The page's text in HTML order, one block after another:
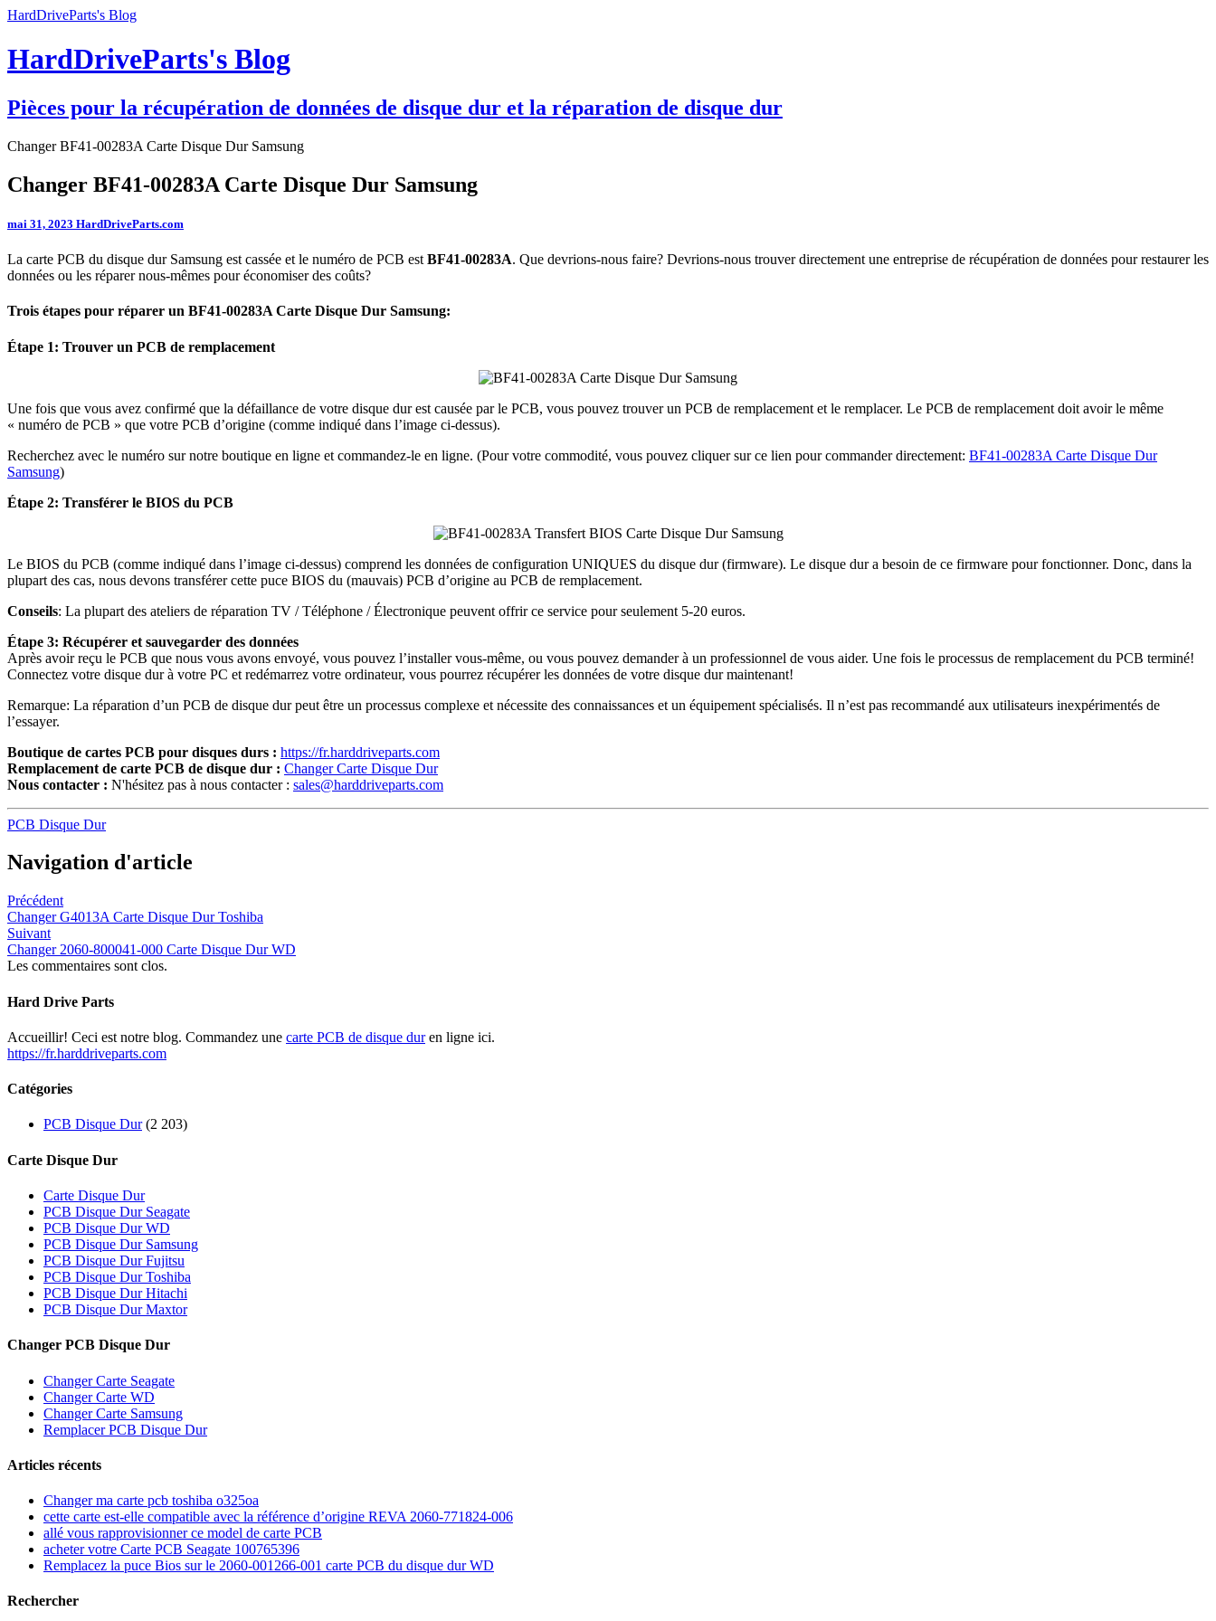
HardDriveParts's Blog
HardDriveParts's Blog
Pièces pour la récupération de données de disque dur et la réparation de disque dur
Changer BF41-00283A Carte Disque Dur Samsung
Changer BF41-00283A Carte Disque Dur Samsung
mai 31, 2023 HardDriveParts.com
La carte PCB du disque dur Samsung est cassée et le numéro de PCB est BF41-00283A. Que devrions-nous faire? Devrions-nous trouver directement une entreprise de récupération de données pour restaurer les
données ou les réparer nous-mêmes pour économiser des coûts?
Trois étapes pour réparer un BF41-00283A Carte Disque Dur Samsung:
Étape 1: Trouver un PCB de remplacement
Une fois que vous avez confirmé que la défaillance de votre disque dur est causée par le PCB, vous pouvez trouver un PCB de remplacement et le remplacer. Le PCB de remplacement doit avoir le même
« numéro de PCB » que votre PCB d’origine (comme indiqué dans l’image ci-dessus).
Recherchez avec le numéro sur notre boutique en ligne et commandez-le en ligne. (Pour votre commodité, vous pouvez cliquer sur ce lien pour commander directement: BF41-00283A Carte Disque Dur
Samsung)
Étape 2: Transférer le BIOS du PCB
Le BIOS du PCB (comme indiqué dans l’image ci-dessus) comprend les données de configuration UNIQUES du disque dur (firmware). Le disque dur a besoin de ce firmware pour fonctionner. Donc, dans la
plupart des cas, nous devons transférer cette puce BIOS du (mauvais) PCB d’origine au PCB de remplacement.
Conseils: La plupart des ateliers de réparation TV / Téléphone / Électronique peuvent offrir ce service pour seulement 5-20 euros.
Étape 3: Récupérer et sauvegarder des données
Après avoir reçu le PCB que nous vous avons envoyé, vous pouvez l’installer vous-même, ou vous pouvez demander à un professionnel de vous aider. Une fois le processus de remplacement du PCB terminé!
Connectez votre disque dur à votre PC et redémarrez votre ordinateur, vous pourrez récupérer les données de votre disque dur maintenant!
Remarque: La réparation d’un PCB de disque dur peut être un processus complexe et nécessite des connaissances et un équipement spécialisés. Il n’est pas recommandé aux utilisateurs inexpérimentés de
l’essayer.
Boutique de cartes PCB pour disques durs : https://fr.harddriveparts.com
Remplacement de carte PCB de disque dur : Changer Carte Disque Dur
Nous contacter : N'hésitez pas à nous contacter : sales@harddriveparts.com
PCB Disque Dur
Navigation d'article
Précédent
Changer G4013A Carte Disque Dur Toshiba
Suivant
Changer 2060-800041-000 Carte Disque Dur WD
Les commentaires sont clos.
Hard Drive Parts
Accueillir! Ceci est notre blog. Commandez une carte PCB de disque duren ligne ici.
https://fr.harddriveparts.com
Catégories
PCB Disque Dur(2 203)
Carte Disque Dur
Carte Disque Dur
PCB Disque Dur Seagate
PCB Disque Dur WD
PCB Disque Dur Samsung
PCB Disque Dur Fujitsu
PCB Disque Dur Toshiba
PCB Disque Dur Hitachi
PCB Disque Dur Maxtor
Changer PCB Disque Dur
Changer Carte Seagate
Changer Carte WD
Changer Carte Samsung
Remplacer PCB Disque Dur
Articles récents
Changer ma carte pcb toshiba o325oa
cette carte est-elle compatible avec la référence d’origine REVA 2060-771824-006
allé vous rapprovisionner ce model de carte PCB
acheter votre Carte PCB Seagate 100765396
Remplacez la puce Bios sur le 2060-001266-001 carte PCB du disque dur WD
Rechercher